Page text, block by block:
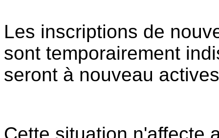
Les inscriptions de
sont temporairement
seront à nouveau